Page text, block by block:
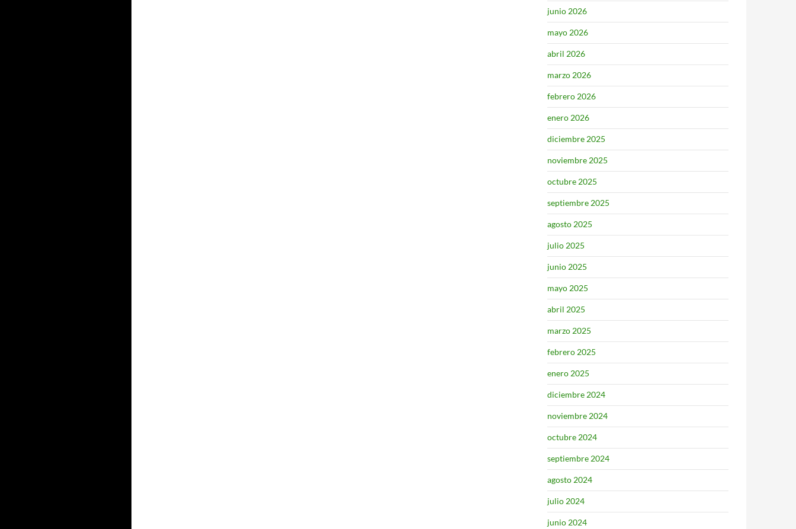
junio 2026
mayo 2026
abril 2026
marzo 2026
febrero 2026
enero 2026
diciembre 2025
noviembre 2025
octubre 2025
septiembre 2025
agosto 2025
julio 2025
junio 2025
mayo 2025
abril 2025
marzo 2025
febrero 2025
enero 2025
diciembre 2024
noviembre 2024
octubre 2024
septiembre 2024
agosto 2024
julio 2024
junio 2024